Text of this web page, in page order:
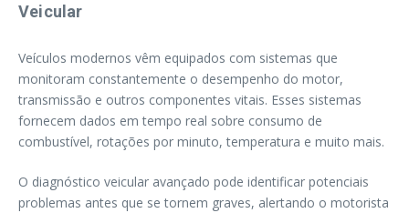
Veicular
Veículos modernos vêm equipados com sistemas que
monitoram constantemente o desempenho do motor,
transmissão e outros componentes vitais. Esses sistemas
fornecem dados em tempo real sobre consumo de
combustível, rotações por minuto, temperatura e muito mais.
O diagnóstico veicular avançado pode identificar potenciais
problemas antes que se tornem graves, alertando o motorista